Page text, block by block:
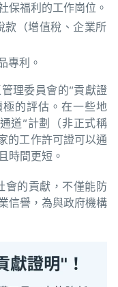
保福利的工作崗位。
款（增值稅、企業所
專利。
理委員會的”貢獻證
的評估。在一些地
道”計劃（非正式稱
的工作許可證可以通
時間更短。
會的貢獻，不僅能防
信譽，為與政府機構